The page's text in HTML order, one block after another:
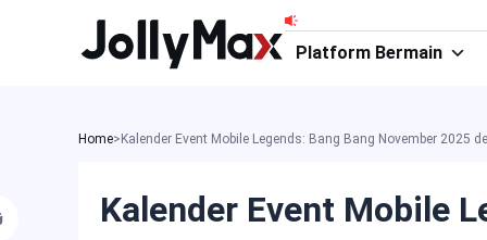
Platform Bermain
Home> Kalender Event Mobile Legends: Bang Bang November 2025
Kalender Event Mobile